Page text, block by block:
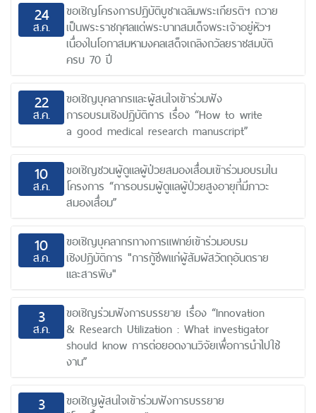
24
ส.ค.
ขอเชิญโครงการปฏิบัติบูชาเฉลิมพระเกียรติฯ ถวาย
เป็นพระราชกุศลแด่พระบาทสมเด็จพระเจ้าอยู่หัวฯ
เนื่องในโอกาสมหามงคลเสด็จเถลิงถวัลยราชสมบัติ
ครบ 70 ปี
22
ส.ค.
ขอเชิญบุคลากรและผู้สนใจเข้าร่วมฟัง
การอบรมเชิงปฏิบัติการ เรื่อง “How to write
a good medical research manuscript”
10
ส.ค.
ขอเชิญชวนผู้ดูแลผู้ป่วยสมองเสื่อมเข้าร่วมอบรมใน
โครงการ “การอบรมผู้ดูแลผู้ป่วยสูงอายุที่มีภาวะ
สมองเสื่อม”
10
ส.ค.
ขอเชิญบุคลากรทางการแพทย์เข้าร่วมอบรม
เชิงปฏิบัติการ "การกู้ชีพแก่ผู้สัมผัสวัตถุอันตราย
และสารพิษ"
3
ส.ค.
ขอเชิญร่วมฟังการบรรยาย เรื่อง “Innovation
& Research Utilization : What investigator
should know การต่อยอดงานวิจัยเพื่อการนำไปใช้
งาน”
3
ขอเชิญผู้สนใจเข้าร่วมฟังการบรรยาย